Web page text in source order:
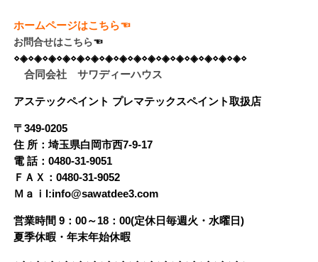
ホームページはこちら☜
お問合せはこちら
⋄◈⋄◈⋄◈⋄◈⋄◈⋄◈⋄◈⋄◈⋄◈⋄◈⋄◈⋄◈⋄◈⋄◈⋄◈⋄◈⋄
合同会社 サワディーハウス
アステックペイント プレマテックスペイント取扱店
〒349-0205
住 所：埼玉県白岡市西7-9-17
電 話：0480-31-9051
ＦＡＸ：0480-31-9052
Ｍａｉl:info@sawatdee3.com
営業時間 9：00～18：00(定休日毎週火・水曜日)
夏季休暇・年末年始休暇